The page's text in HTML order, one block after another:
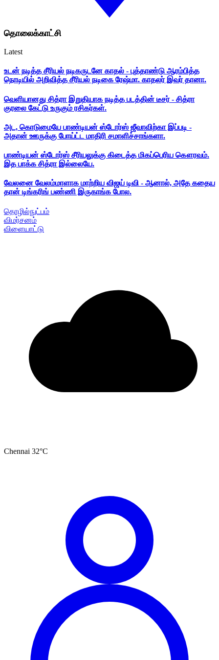
தொலைக்காட்சி
Latest
உடன் நடித்த சீரியல் நடிகருடனே காதல் - புத்தாண்டு ஆரம்பித்த
நொடியில் அறிவித்த சீரியல் நடிகை ரேஷ்மா. காதலர் இவர் தானா.
வெளியானது சித்ரா இறுதியாக நடித்த படத்தின் டீசர் - சித்ரா
குரலை கேட்டு உருகும் ரசிகர்கள்.
அட, கொடுமையே பாண்டியன் ஸ்டோர்ஸ் ஜீவாவிற்கா இப்படி -
அதான் ஊருக்கு போய்ட்ட மாதிரி சமாளிச்சாங்களா.
பாண்டியன் ஸ்டோர்ஸ் சீரியலுக்கு கிடைத்த மிகப்பெரிய கௌரவம்.
இத பாக்க சித்ரா இல்லையே.
வேலனை வேலம்மாளாக மாற்றிய விஜய் டிவி - ஆனால், அதே கதைய
தான் டிங்கரிங் பண்ணி இருகாங்க போல.
தொழில்நுட்பம்
விமர்சனம்
விளையாட்டு
Chennai 32°C